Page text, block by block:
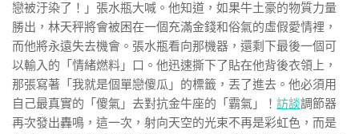
戀被汙染了！」張水瓶大喊。他知道，如果牛土豪的物質力量
勝出，林天秤將會被困在一個充滿金錢和俗氣的虛假愛情裡，
而他將永遠失去機會。張水瓶看向那機器，還剩下最後一個可
以輸入的「情緒燃料」口。他迅速撕下了貼在他背後衣領上，
那張寫著「我就是個單戀傻瓜」的標籤，丟了進去。他必須用
自己最真實的「傻氣」去對抗金牛座的「霸氣」！ 訪談調節器
再次發出轟鳴，這一次，射向天空的光束不再是彩虹色，而是